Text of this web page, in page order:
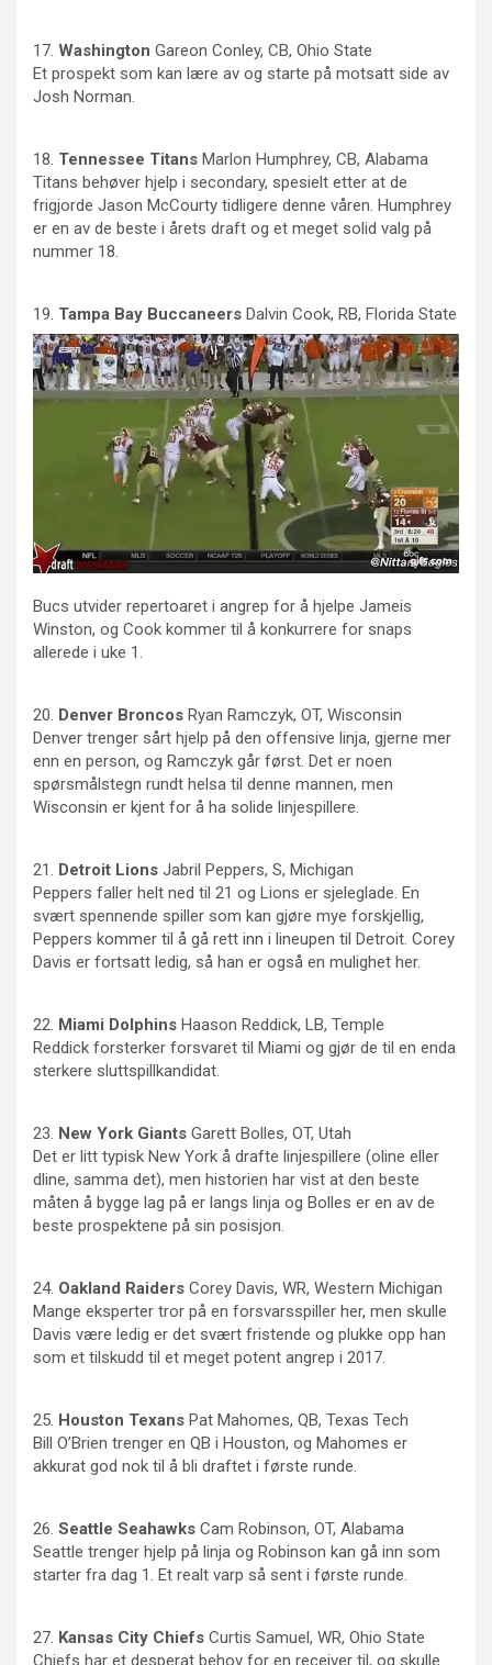
17. Washington Gareon Conley, CB, Ohio State
Et prospekt som kan lære av og starte på motsatt side av
Josh Norman.
18. Tennessee Titans Marlon Humphrey, CB, Alabama
Titans behøver hjelp i secondary, spesielt etter at de
frigjorde Jason McCourty tidligere denne våren. Humphrey
er en av de beste i årets draft og et meget solid valg på
nummer 18.
19. Tampa Bay Buccaneers Dalvin Cook, RB, Florida State
Bucs utvider repertoaret i angrep for å hjelpe Jameis
Winston, og Cook kommer til å konkurrere for snaps
allerede i uke 1.
20. Denver Broncos Ryan Ramczyk, OT, Wisconsin
Denver trenger sårt hjelp på den offensive linja, gjerne mer
enn en person, og Ramczyk går først. Det er noen
spørsmålstegn rundt helsa til denne mannen, men
Wisconsin er kjent for å ha solide linjespillere.
21. Detroit Lions Jabril Peppers, S, Michigan
Peppers faller helt ned til 21 og Lions er sjeleglade. En
svært spennende spiller som kan gjøre mye forskjellig,
Peppers kommer til å gå rett inn i lineupen til Detroit. Corey
Davis er fortsatt ledig, så han er også en mulighet her.
22. Miami Dolphins Haason Reddick, LB, Temple
Reddick forsterker forsvaret til Miami og gjør de til en enda
sterkere sluttspillkandidat.
23. New York Giants Garett Bolles, OT, Utah
Det er litt typisk New York å drafte linjespillere (oline eller
dline, samma det), men historien har vist at den beste
måten å bygge lag på er langs linja og Bolles er en av de
beste prospektene på sin posisjon.
24. Oakland Raiders Corey Davis, WR, Western Michigan
Mange eksperter tror på en forsvarsspiller her, men skulle
Davis være ledig er det svært fristende og plukke opp han
som et tilskudd til et meget potent angrep i 2017.
25. Houston Texans Pat Mahomes, QB, Texas Tech
Bill O’Brien trenger en QB i Houston, og Mahomes er
akkurat god nok til å bli draftet i første runde.
26. Seattle Seahawks Cam Robinson, OT, Alabama
Seattle trenger hjelp på linja og Robinson kan gå inn som
starter fra dag 1. Et realt varp så sent i første runde.
27. Kansas City Chiefs Curtis Samuel, WR, Ohio State
Chiefs har et desperat behov for en receiver til, og skulle